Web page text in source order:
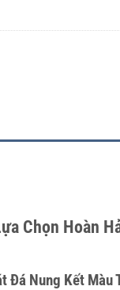
Chọn Hoàn
Đá Nung Kết Màu